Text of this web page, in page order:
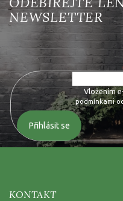
Vložte svůj e-mail a my vám
produktech na našem e-shopu.
Vložením
podmínkami
Přihlásit se
KONTAKT